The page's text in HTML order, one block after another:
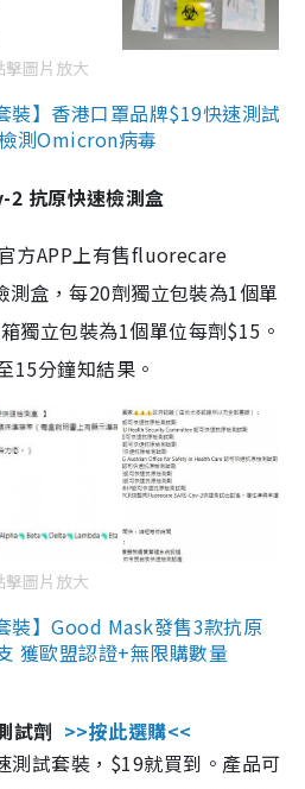
擊圖片放大
裝】香港口罩品牌$19快速測試
測Omicron病毒
抗原快速檢測盒
方APP上有售fluorecare
測盒，每20劑獨立包裝為1個單
獨立包裝為1個單位每劑$15。
15分鐘知結果。
擊圖片放大
裝】Good Mask發售3款抗原
獲歐盟認證+無限購數量
試劑 >>按此選購<<
測試套裝，$19就買到。產品可